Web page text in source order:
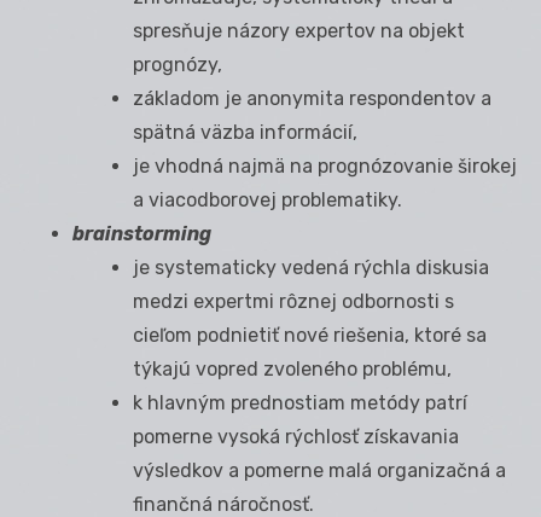
spresňuje názory expertov na objekt
prognózy,
základom je anonymita respondentov a
spätná väzba informácií,
je vhodná najmä na prognózovanie širokej
a viacodborovej problematiky.
brainstorming
je systematicky vedená rýchla diskusia
medzi expertmi rôznej odbornosti s
cieľom podnietiť nové riešenia, ktoré sa
týkajú vopred zvoleného problému,
k hlavným prednostiam metódy patrí
pomerne vysoká rýchlosť získavania
výsledkov a pomerne malá organizačná a
finančná náročnosť.